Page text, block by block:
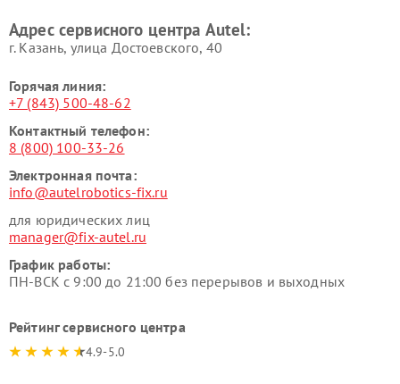
Адрес сервисного центра Autel:
г. Казань, улица Достоевского, 40
Горячая линия:
+7 (843) 500-48-62
Контактный телефон:
8 (800) 100-33-26
Электронная почта:
info@autelrobotics-fix.ru
для юридических лиц
manager@fix-autel.ru
График работы:
ПН-ВСК с 9:00 до 21:00 без перерывов и выходных
Рейтинг сервисного центра
4.9-5.0